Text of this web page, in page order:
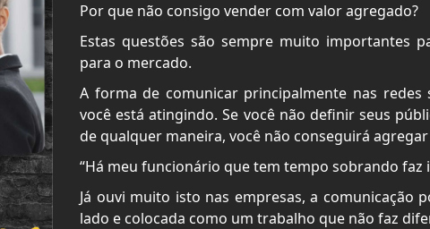
Por que não consigo vender com valor agregado?
Estas questões são sempre muito importantes
para o mercado.
A forma de comunicar principalmente nas
você está atingindo. Se você não definir seus
de qualquer maneira, você não conseguirá
“Há meu funcionário que tem tempo sobrando faz
Já ouvi muito isto nas empresas, a comunicação
lado e colocada como um trabalho que não faz